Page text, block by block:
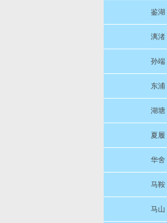
鉴湖
漓渚
孙端
东浦
湖塘
夏履
华舍
马鞍
马山